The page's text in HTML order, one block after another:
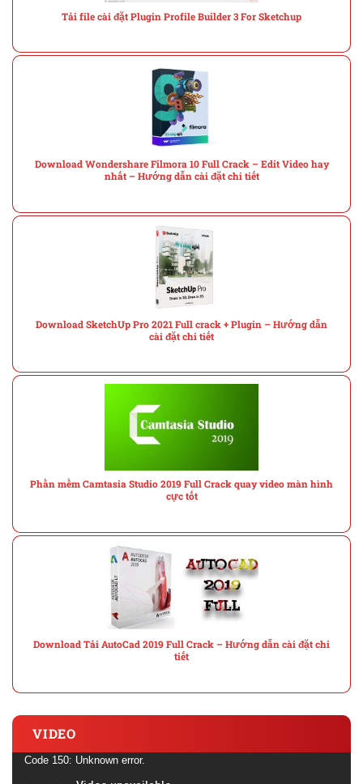
Tải file cài đặt Plugin Profile Builder 3 For Sketchup
Download Wondershare Filmora 10 Full Crack – Edit Video hay
nhất – Hướng dẫn cài đặt chi tiết
Download SketchUp Pro 2021 Full crack + Plugin – Hướng dẫn
cài đặt chi tiết
Phần mềm Camtasia Studio 2019 Full Crack quay video màn hình
cực tốt
Download Tải AutoCad 2019 Full Crack – Hướng dẫn cài đặt chi
tiết
VIDEO
Trình
Code 150: Unknown error.